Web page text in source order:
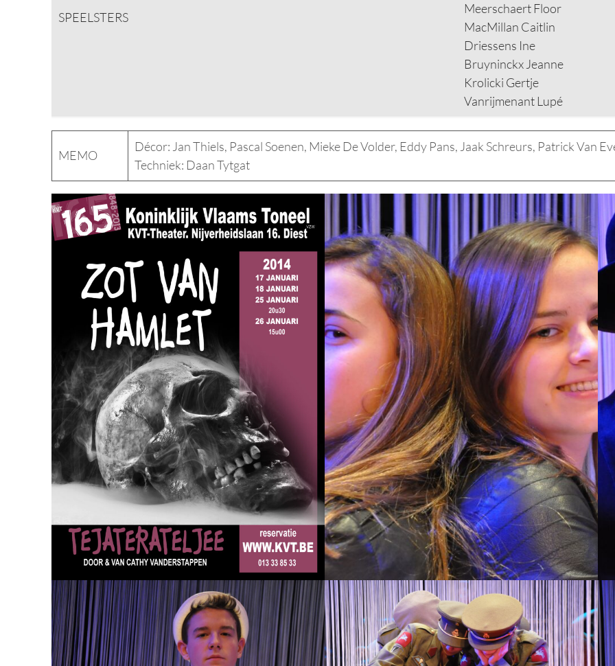
SPEELSTERS
Meerschaert Floor
MacMillan Caitlin
Driessens Ine
Bruyninckx Jeanne
Krolicki Gertje
Vanrijmenant Lupé
MEMO
Décor: Jan Thiels, Pascal Soenen, Mieke De Volder, Eddy Pans, Jaak Schreurs, Patrick Van
Techniek: Daan Tytgat